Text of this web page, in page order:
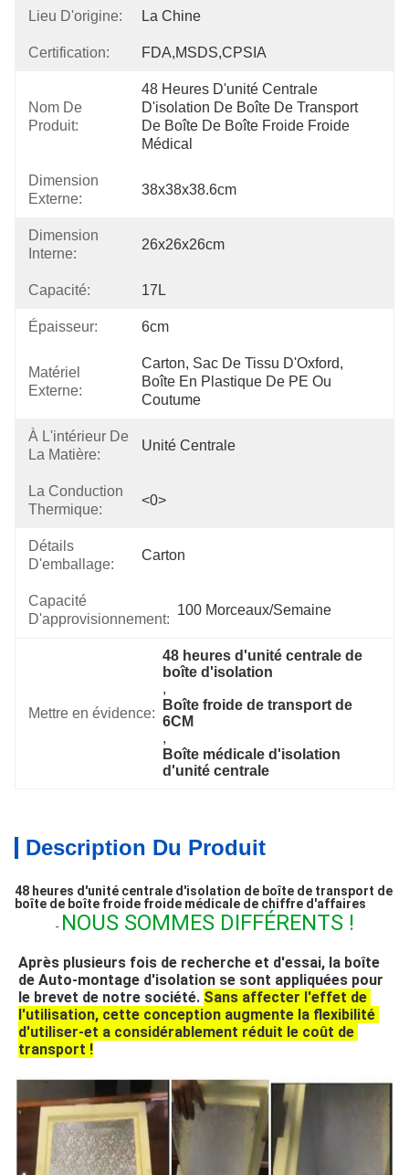
Lieu D'origine: La Chine
Certification: FDA,MSDS,CPSIA
Nom De
Produit:
48 Heures D'unité Centrale
D'isolation De Boîte De Transport
De Boîte De Boîte Froide Froide
Médical
Dimension
Externe:
38x38x38.6cm
Dimension
Interne:
26x26x26cm
Capacité: 17L
Épaisseur: 6cm
Matériel
Externe:
Carton, Sac De Tissu D'Oxford,
Boîte En Plastique De PE Ou
Coutume
À L'intérieur De
La Matière:
Unité Centrale
La Conduction
Thermique:
<0>
Détails
D'emballage:
Carton
Capacité
D'approvisionnement:
100 Morceaux/semaine
Mettre en évidence:
48 heures d'unité centrale de
boîte d'isolation
,
Boîte froide de transport de
6CM
,
Boîte médicale d'isolation
d'unité centrale
Description Du Produit
48 heures d'unité centrale d'isolation de boîte de transport de
boîte de boîte froide froide médicale de chiffre d'affaires
- NOUS SOMMES DIFFÉRENTS !
Après plusieurs fois de recherche et d'essai, la boîte
de Auto-montage d'isolation se sont appliquées pour
le brevet de notre société. Sans affecter l'effet de
l'utilisation, cette conception augmente la flexibilité
d'utiliser-et a considérablement réduit le coût de
transport !